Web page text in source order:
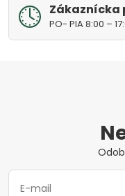
Zákaznícka
PO- PIA 8:00 –